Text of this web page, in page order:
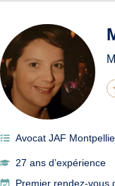
en
Avocat JAF
27 ans d’expérience
Premier rendez-vous